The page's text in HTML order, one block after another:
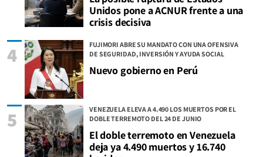
Unidos pone a ACNUR frente a una
crisis decisiva
FUJIMORI ABRE SU MANDATO CON UNA OFENSIVA
DE SEGURIDAD, INVERSIÓN Y AYUDA SOCIAL
Nuevo gobierno en Perú
4
VENEZUELA ELEVA A 4.490 LOS MUERTOS POR EL
DOBLE TERREMOTO DEL 24 DE JUNIO
El doble terremoto en Venezuela
deja ya 4.490 muertos y 16.740
5